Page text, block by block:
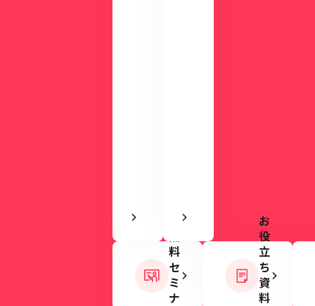
料
セ
ミ
ナ
お
役
立
ち
資
料